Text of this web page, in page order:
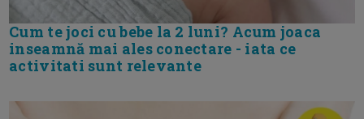
Cum te joci cu bebe la 2 luni? Acum joaca
inseamnă mai ales conectare - iata ce
activitati sunt relevante